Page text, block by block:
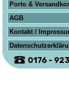
Porto &
AGB
Kontakt /